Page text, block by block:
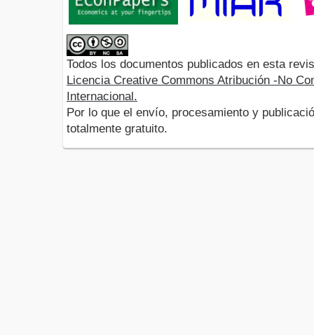
Todos los documentos publicados en esta
Licencia Creative Commons Atribución -No
Internacional.
Por lo que el envío, procesamiento y
totalmente gratuito.